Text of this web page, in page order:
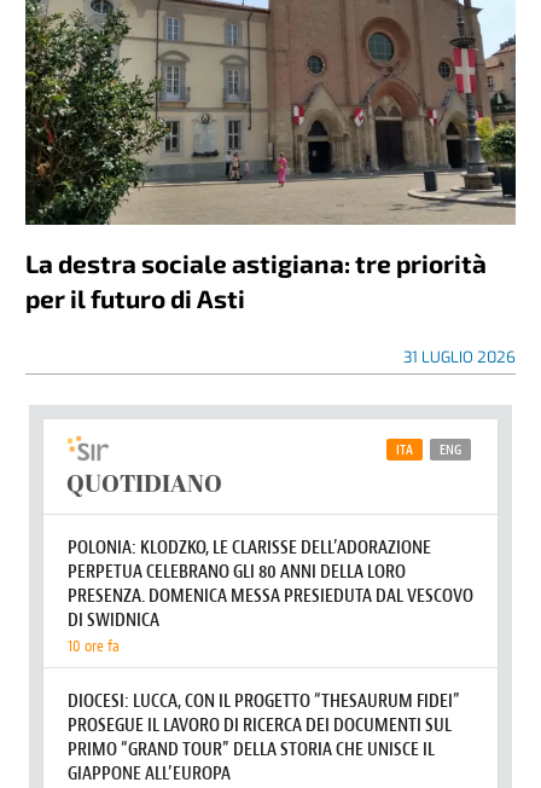
La destra sociale astigiana: tre priorità
per il futuro di Asti
31 LUGLIO 2026